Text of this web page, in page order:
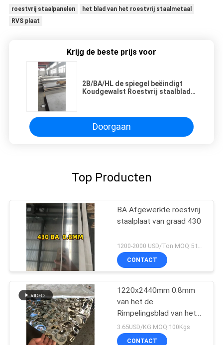
roestvrij staalpanelen
het blad van het roestvrij staalmetaal
RVS plaat
Krijg de beste prijs voor
2B/BA/HL de spiegel beëindigt
Koudgewalst Roestvrij staalblad
Doorgaan
Top Producten
BA Afgewerkte roestvrij
staalplaat van graad 430
1200-2000 USD/Ton MOQ:5 ton
CONTACT
1220x2440mm 0.8mm
van het de
Rimpelingsblad van het
Roestvrij staalwater
Plaat 201 304
3.65USD/KG MOQ:100Kgs
CONTACT